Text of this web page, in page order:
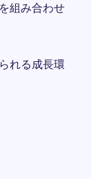
組み合わせ
れる成長環